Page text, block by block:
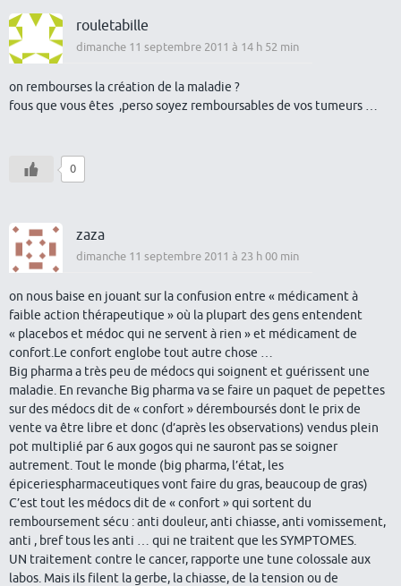
rouletabille
dimanche 11 septembre 2011 à 14 h 52 min
on rembourses la création de la maladie ?
fous que vous êtes ,perso soyez remboursables de vos tumeurs …
0
zaza
dimanche 11 septembre 2011 à 23 h 00 min
on nous baise en jouant sur la confusion entre « médicament à
faible action thérapeutique » où la plupart des gens entendent
« placebos et médoc qui ne servent à rien » et médicament de
confort.Le confort englobe tout autre chose …
Big pharma a très peu de médocs qui soignent et guérissent une
maladie. En revanche Big pharma va se faire un paquet de pepettes
sur des médocs dit de « confort » déremboursés dont le prix de
vente va être libre et donc (d’après les observations) vendus plein
pot multiplié par 6 aux gogos qui ne sauront pas se soigner
autrement. Tout le monde (big pharma, l’état, les
épiceriespharmaceutiques vont faire du gras, beaucoup de gras)
C’est tout les médocs dit de « confort » qui sortent du
remboursement sécu : anti douleur, anti chiasse, anti vomissement,
anti , bref tous les anti … qui ne traitent que les SYMPTOMES.
UN traitement contre le cancer, rapporte une tune colossale aux
labos. Mais ils filent la gerbe, la chiasse, de la tension ou de